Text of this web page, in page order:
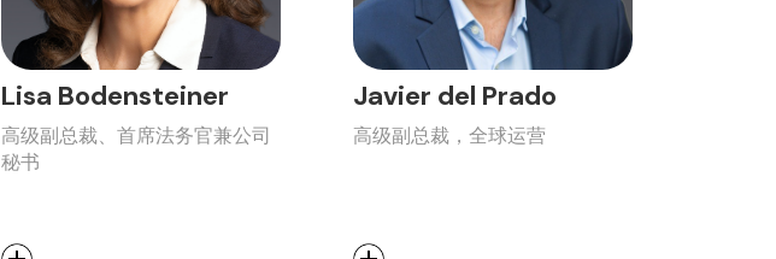
Lisa Bodensteiner
高级副总裁、首席法务官兼公司
秘书
Javier del Prado
高级副总裁，全球运营